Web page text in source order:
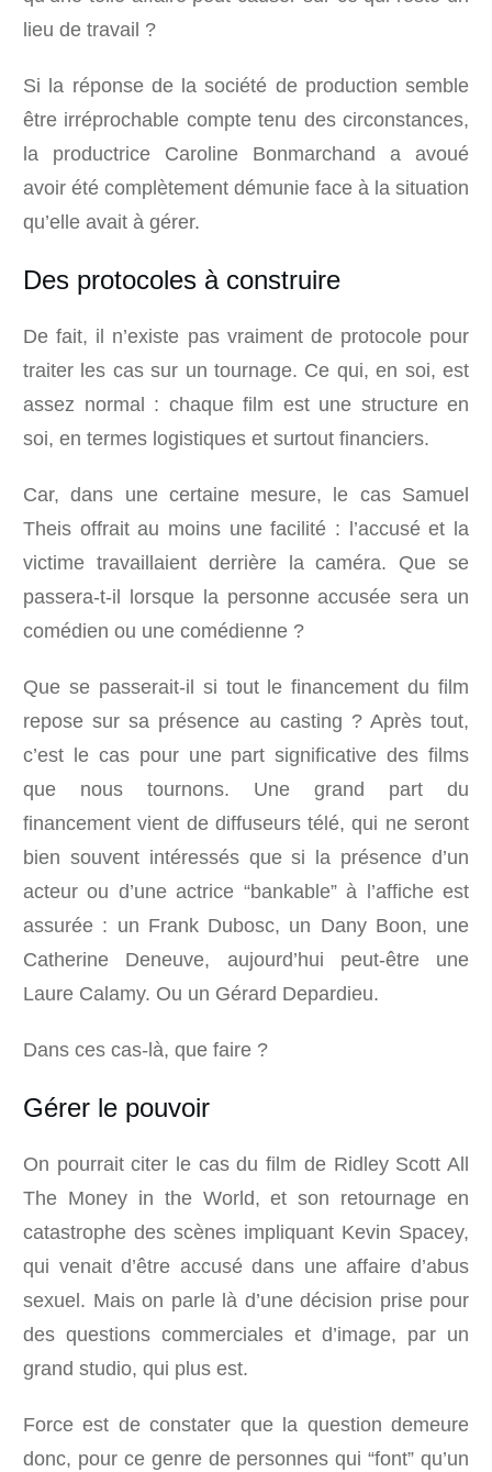
lieu de travail ?
Si la réponse de la société de production semble
être irréprochable compte tenu des circonstances,
la productrice Caroline Bonmarchand a avoué
avoir été complètement démunie face à la situation
qu’elle avait à gérer.
Des protocoles à construire
De fait, il n’existe pas vraiment de protocole pour
traiter les cas sur un tournage. Ce qui, en soi, est
assez normal : chaque film est une structure en
soi, en termes logistiques et surtout financiers.
Car, dans une certaine mesure, le cas Samuel
Theis offrait au moins une facilité : l’accusé et la
victime travaillaient derrière la caméra. Que se
passera-t-il lorsque la personne accusée sera un
comédien ou une comédienne ?
Que se passerait-il si tout le financement du film
repose sur sa présence au casting ? Après tout,
c’est le cas pour une part significative des films
que nous tournons. Une grand part du
financement vient de diffuseurs télé, qui ne seront
bien souvent intéressés que si la présence d’un
acteur ou d’une actrice “bankable” à l’affiche est
assurée : un Frank Dubosc, un Dany Boon, une
Catherine Deneuve, aujourd’hui peut-être une
Laure Calamy. Ou un Gérard Depardieu.
Dans ces cas-là, que faire ?
Gérer le pouvoir
On pourrait citer le cas du film de Ridley Scott All
The Money in the World, et son retournage en
catastrophe des scènes impliquant Kevin Spacey,
qui venait d’être accusé dans une affaire d’abus
sexuel. Mais on parle là d’une décision prise pour
des questions commerciales et d’image, par un
grand studio, qui plus est.
Force est de constater que la question demeure
donc, pour ce genre de personnes qui “font” qu’un